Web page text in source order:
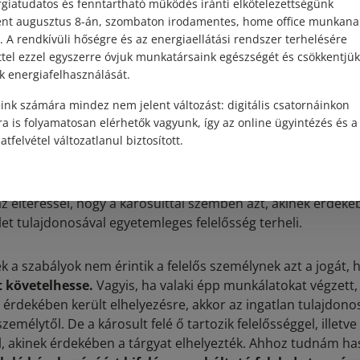
tulajdonosának
egyes részeinek lehullásával vagy az épület
az épület tulajdonosa felelős, kivéve, ha bizonyítja,
vonatkozó szabályokat nem sértették meg,
során a károk megelőzése érdekében nem járt el
eltéréssel, hogy a károsulttal szemben azt, akinek
tulajdonosával egyetemleges felelősség terheli.
a szabályok nem érintik a felelős személynek azt a jogát,
Vagyis, ha valaki épp munkálatokat
került elhelyezésre, akkor az ingatlan
De a károsult felé ő tartozik felelősséggel, illetve
akinek érdekében a tárgyat elhelyezték. Ahhoz tudnám
és fenntartható működés iránti elkötelezettségünk
augusztus 8-án, szombaton irodamentes, home office
A rendkívüli hőségre és az energiaellátási rendszer terhelésére
ezzel egyszerre óvjuk munkatársaink egészségét és csökkentjük
energiafelhasználását.
számára mindez nem jelent változást: digitális csatornáinkon
is folyamatosan elérhetők vagyunk, így az online ügyintézés és a
változatlanul biztosított.